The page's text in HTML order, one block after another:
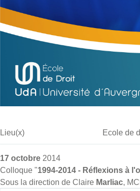
Lieu(x) Ecole de
17 octobre2014
Colloque "1994-2014 - Réflexions à
Sous la direction de Claire Marliac,